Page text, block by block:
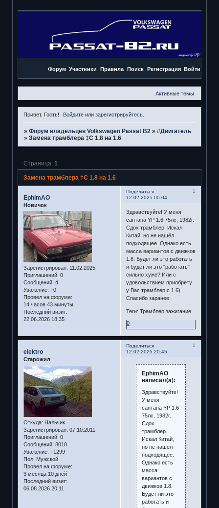
Форум Участники Правила Поиск Регистрация Войти
Активные темы
Привет, Гость! Войдите илизарегистрируйтесь
» Форум владельцев Volkswagen Passat B2 » #Двигатель
» Замена трамблера ‡С 1.8 на 1.6
Замена трамблера ‡С 1.8 на 1.6
Страница: 1
Поделиться
1
12.02.2025 00:04
EphimAO
Новичок
Зарегистрирован: 11.02.2025
Приглашений: 0
Сообщений: 4
Уважение: +0
Провел на форуме:
14 часов 43 минуты
Последний визит:
22.06.2026 18:35
Здравствуйте! У меня
сантана YP 1.6 75лс, 1982г.
Сдох трамблер. Искал
Китай, но не нашёл
подходящее. Однако есть
масса вариантов с движков
1.8. Будет ли это работать
и будет ли это "работать"
сильно хуже? Или с
удовольствием приобрету
у Вас трамблер с 1.6)
Спасибо заранее
Теги: Трамблер зажигание
0
Поделиться
2
12.02.2025 20:45
elektro
Старожил
Откуда: Нальчик
Зарегистрирован: 07.10.2011
Приглашений: 0
Сообщений: 8018
Уважение: +1299
Пол: Мужской
Провел на форуме:
3 месяца 10 дней
Последний визит:
06.08.2026 20:11
EphimAO
написал(а):
Здравствуйте!
У меня
сантана YP 1.6
75лс, 1982г.
Сдох
трамблер.
Искал Китай,
но не нашёл
подходящее.
Однако есть
масса
вариантов с
движков 1.8.
Будет ли это
работать и